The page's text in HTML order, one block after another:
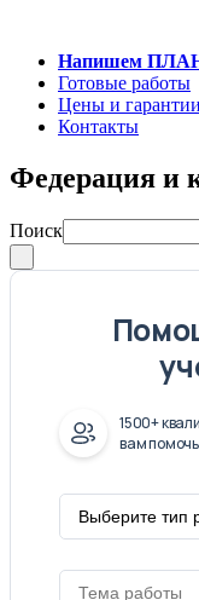
Напишем ПЛАН
Готовые работы
Цены и гарантии
Контакты
Федерация и
Поиск
1500+
вам помочь